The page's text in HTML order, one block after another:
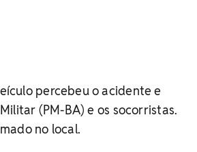
percebeu o acidente e
(PM-BA) e os socorristas.
no local.